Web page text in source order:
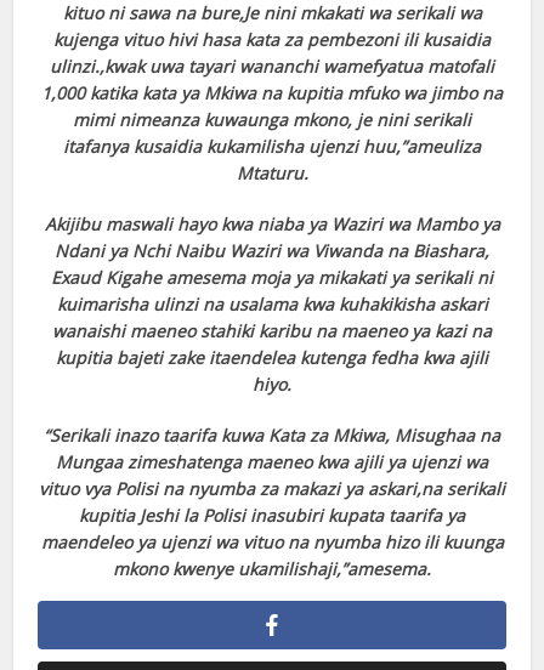
kituo ni sawa na bure,Je nini mkakati wa serikali wa
kujenga vituo hivi hasa kata za pembezoni ili kusaidia
ulinzi.,kwak uwa tayari wananchi wamefyatua matofali
1,000 katika kata ya Mkiwa na kupitia mfuko wa jimbo na
mimi nimeanza kuwaunga mkono, je nini serikali
itafanya kusaidia kukamilisha ujenzi huu,”ameuliza
Mtaturu.
Akijibu maswali hayo kwa niaba ya Waziri wa Mambo ya
Ndani ya Nchi Naibu Waziri wa Viwanda na Biashara,
Exaud Kigahe amesema moja ya mikakati ya serikali ni
kuimarisha ulinzi na usalama kwa kuhakikisha askari
wanaishi maeneo stahiki karibu na maeneo ya kazi na
kupitia bajeti zake itaendelea kutenga fedha kwa ajili
hiyo.
“Serikali inazo taarifa kuwa Kata za Mkiwa, Misughaa na
Mungaa zimeshatenga maeneo kwa ajili ya ujenzi wa
vituo vya Polisi na nyumba za makazi ya askari,na serikali
kupitia Jeshi la Polisi inasubiri kupata taarifa ya
maendeleo ya ujenzi wa vituo na nyumba hizo ili kuunga
mkono kwenye ukamilishaji,”amesema.